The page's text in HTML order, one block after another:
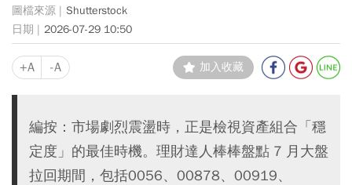
Shutterstock
2026-07-29 10:50
+A -A 加入收藏
編按：市場劇烈震盪時，正是檢視資產組合「穩
定度」的最佳時機。理財達人棒棒盤點 7 月大盤
拉回期間，包括0056、00878、00919、